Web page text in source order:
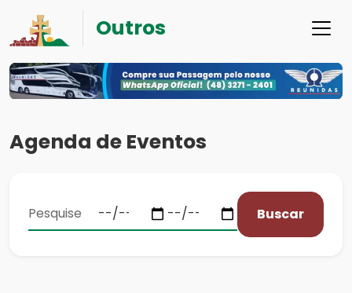
Outros
Agenda de Eventos
Buscar